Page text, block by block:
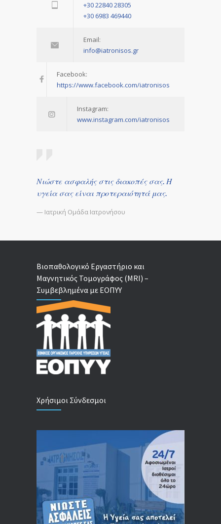
+30 22840 28305
+30 6983 469440
Email:
info@iatronisos.gr
Facebook:
https://www.facebook.com/iatronisos
Instagram:
www.instagram.com/iatronisos
Νιώστε ασφαλής στις διακοπές σας. Η
υγεία σας είναι προτεραιότητά μας.
— Ιατρική Ομάδα Ιατρονήσου
Βιοπαθολογικό Εργαστήριο και
Μαγνητικός Τομογράφος (MRI) –
Συμβεβλημένα με ΕΟΠΥΥ
Χρήσιμοι Σύνδεσμοι